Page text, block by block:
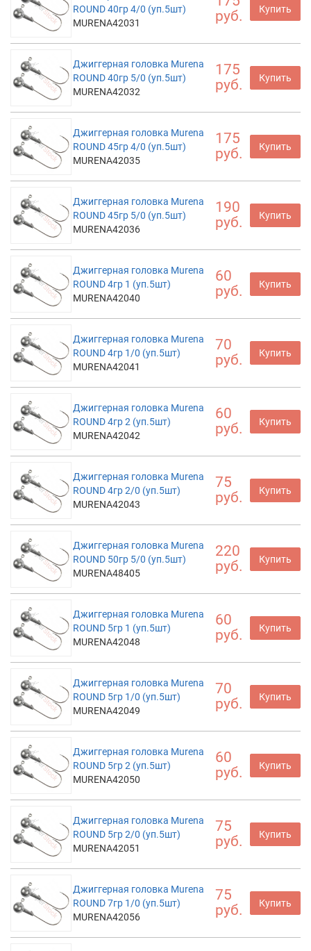
ROUND 40гр 4/0 (уп.5шт)
MURENA42031
руб.
Купить
Джиггерная головка Murena
ROUND 40гр 5/0 (уп.5шт)
MURENA42032
175
руб.
Купить
Джиггерная головка Murena
ROUND 45гр 4/0 (уп.5шт)
MURENA42035
175
руб.
Купить
Джиггерная головка Murena
ROUND 45гр 5/0 (уп.5шт)
MURENA42036
190
руб.
Купить
Джиггерная головка Murena
ROUND 4гр 1 (уп.5шт)
MURENA42040
60
руб.
Купить
Джиггерная головка Murena
ROUND 4гр 1/0 (уп.5шт)
MURENA42041
70
руб.
Купить
Джиггерная головка Murena
ROUND 4гр 2 (уп.5шт)
MURENA42042
60
руб.
Купить
Джиггерная головка Murena
ROUND 4гр 2/0 (уп.5шт)
MURENA42043
75
руб.
Купить
Джиггерная головка Murena
ROUND 50гр 5/0 (уп.5шт)
MURENA48405
220
руб.
Купить
Джиггерная головка Murena
ROUND 5гр 1 (уп.5шт)
MURENA42048
60
руб.
Купить
Джиггерная головка Murena
ROUND 5гр 1/0 (уп.5шт)
MURENA42049
70
руб.
Купить
Джиггерная головка Murena
ROUND 5гр 2 (уп.5шт)
MURENA42050
60
руб.
Купить
Джиггерная головка Murena
ROUND 5гр 2/0 (уп.5шт)
MURENA42051
75
руб.
Купить
Джиггерная головка Murena
ROUND 7гр 1/0 (уп.5шт)
MURENA42056
75
руб.
Купить